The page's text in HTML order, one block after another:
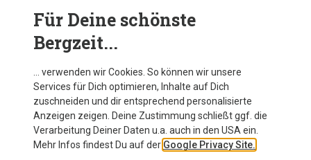
Du sparst 37%
Vaude
Kinder Ayla 6 Rucksack
39,95 €
Für Deine schönste
Bergzeit...
… verwenden wir Cookies. So können wir unsere
Services für Dich optimieren, Inhalte auf Dich
zuschneiden und dir entsprechend personalisierte
Anzeigen zeigen. Deine Zustimmung schließt ggf. die
Verarbeitung Deiner Daten u.a. auch in den USA ein.
Mehr Infos findest Du auf der Google Privacy Site.